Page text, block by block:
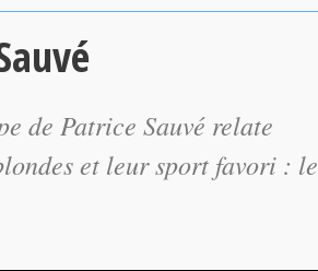
de Patrice Sauvé relate
et leur sport favori : le